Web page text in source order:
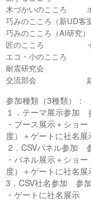
木づかいのこころ ホ
巧みのこころ（新UD
巧みのこころ（AI研
匠のこころ イン
エコ・小のこころ
耐震研究会 耐
交流部会 建
参加種類（3種類）：
１．テーマ展示参加
・ブース展示＋ショ
度）＋ゲートに社名展
2 ． CSVパネル参加
・パネル展示＋ショ
度）＋ゲートに社名展
3 ． CSV社名参加 参
・ゲートに社